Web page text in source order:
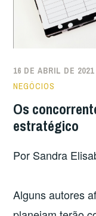
16 DE ABRIL DE 2021
NEGÓCIOS
Os
estratégico
Por Sandra
Alguns autores